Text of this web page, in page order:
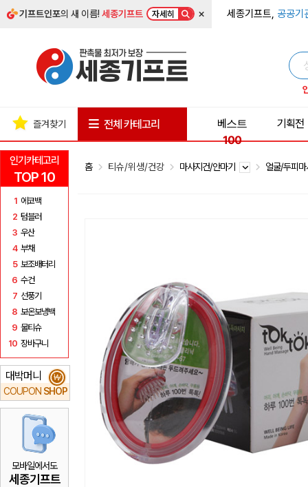
기프트인포의 새 이름!세종기프트 자세히 × 세종기프트, 공공기
인기카테고리
TOP 10
1 에코백
2 텀블러
3 우산
4 부채
5 보조배터리
6 수건
7 선풍기
8 보온보냉백
9 물티슈
10 장바구니
대박머니
COUPON SHOP
₩
모바일에서도
세종기프트
즐겨찾기 전체 카테고리
베스트
100
기획전
홈 티슈/위생/건강 마사지건/안마기 얼굴/두피